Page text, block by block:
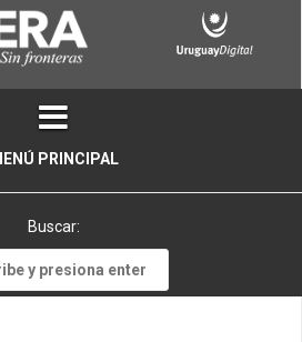
PRINCIPAL
Buscar: